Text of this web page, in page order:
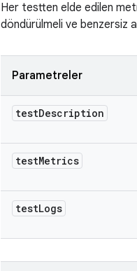
Her testten elde edilen
döndürülmeli ve benzersiz
Parametreler
testDescription
testMetrics
testLogs